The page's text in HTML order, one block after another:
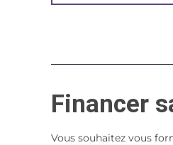
Financer
Vous souhaitez vous